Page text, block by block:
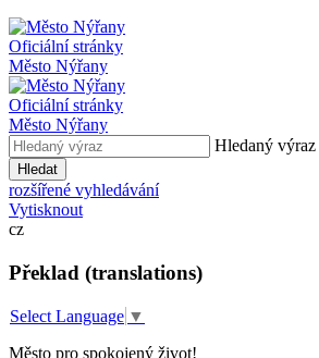
Oficiální stránky
Město Nýřany
Oficiální stránky
Město Nýřany
Hledaný výraz
Hledat
rozšířené vyhledávání
Vytisknout
cz
Překlad (translations)
Select Language ▼
Město pro spokojený život!